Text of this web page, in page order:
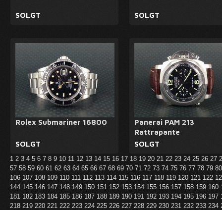
SOLGT SOLGT
Rolex Submariner 16800
SOLGT
Panerai PAM 213
Rattrapante
SOLGT
1 2 3 4 5 6 7 8 9 10 11 12 13 14 15 16 17 18 19 20 21 22 23 24 25 26 27
57 58 59 60 61 62 63 64 65 66 67 68 69 70 71 72 73 74 75 76 77 78 79
106 107 108 109 110 111 112 113 114 115 116 117 118 119 120 121 122
144 145 146 147 148 149 150 151 152 153 154 155 156 157 158 159 160
181 182 183 184 185 186 187 188 189 190 191 192 193 194 195 196 197
218 219 220 221 222 223 224 225 226 227 228 229 230 231 232 233 234